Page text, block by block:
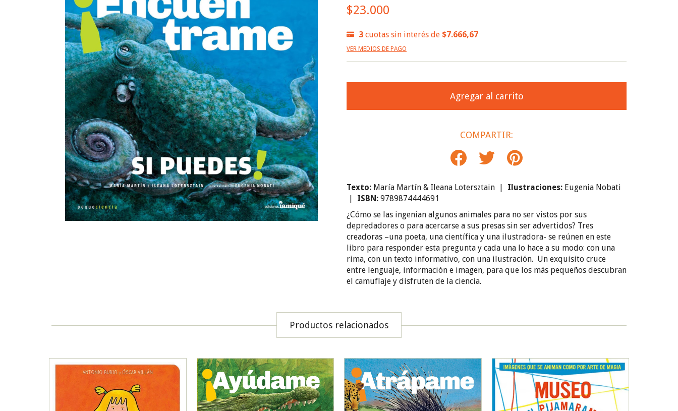
$23.000
3 cuotas sin interés de $7.666,67
VER MEDIOS DE PAGO
COMPARTIR:
Texto: María Martín & Ileana Lotersztain | Ilustraciones: Eugenia Nobati
|
ISBN: 9789874444691
¿Cómo se las ingenian algunos animales para no ser vistos por sus
depredadores o para acercarse a sus presas sin ser advertidos? Tres
creadoras –una poeta, una científica y una ilustradora- se reúnen en este
libro para responder esta pregunta y cada una lo hace a su modo: con una
rima, con un texto informativo, con una ilustración. Un exquisito cruce
entre lenguaje, información e imagen, para que los más pequeños descubran
el camuflaje y disfruten de la ciencia.
Productos relacionados